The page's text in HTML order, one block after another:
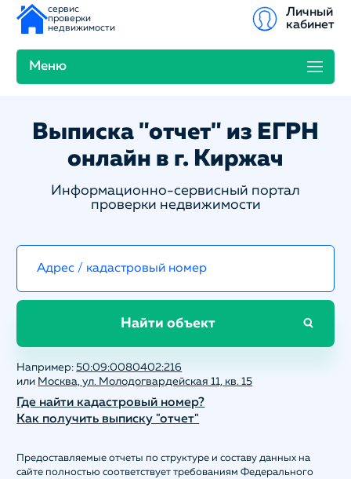
сервис
проверки
недвижимости
Меню
Личный
кабинет
Выписка "отчет" из ЕГРН
онлайн в г. Киржач
Информационно-сервисный портал
проверки недвижимости
Найти объект
Например:50:09:0080402:216
или Москва, ул. Молодогвардейская 11, кв. 15
Где найти кадастровый номер?
Как получить выписку "отчет"
Предоставляемые отчеты по структуре и составу данных на
сайте полностью соответствует требованиям Федерального